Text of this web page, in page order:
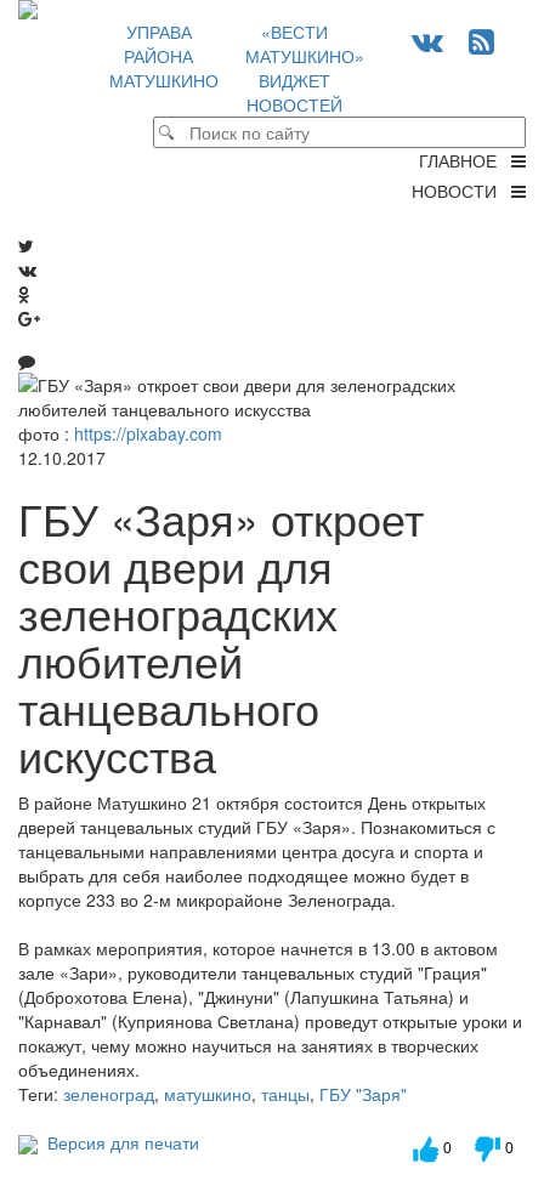
УПРАВА
РАЙОНА
МАТУШКИНО
«ВЕСТИ
МАТУШКИНО»
ВИДЖЕТ
НОВОСТЕЙ
ГЛАВНОЕ
НОВОСТИ
фото : https://pixabay.com
12.10.2017
ГБУ «Заря» откроет
свои двери для
зеленоградских
любителей
танцевального
искусства
В районе Матушкино 21 октября состоится День открытых
дверей танцевальных студий ГБУ «Заря». Познакомиться с
танцевальными направлениями центра досуга и спорта и
выбрать для себя наиболее подходящее можно будет в
корпусе 233 во 2-м микрорайоне Зеленограда.
В рамках мероприятия, которое начнется в 13.00 в актовом
зале «Зари», руководители танцевальных студий "Грация"
(Доброхотова Елена), "Джинуни" (Лапушкина Татьяна) и
"Карнавал" (Куприянова Светлана) проведут открытые уроки и
покажут, чему можно научиться на занятиях в творческих
объединениях.
Теги: зеленоград, матушкино, танцы, ГБУ "Заря"
Версия для печати
0 0